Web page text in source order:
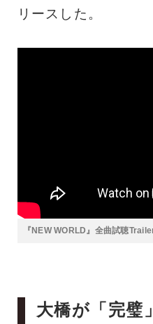
リースした。
『NEW WORLD』全曲試聴
大橋が「完璧